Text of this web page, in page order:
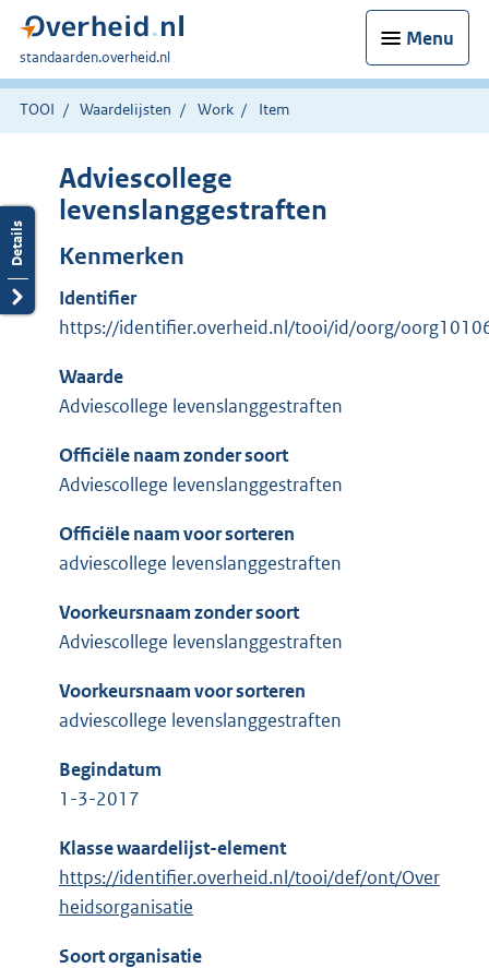
Menu
U
bent
hier:
standaarden.overheid.nl
TOOI Waardelijsten Work Item
Adviescollege
levenslanggestraften
Kenmerken
Identifier
https://identifier.overheid.nl/tooi/id/oorg/
Waarde
Adviescollege levenslanggestraften
Officiële naam zonder soort
Adviescollege levenslanggestraften
Officiële naam voor sorteren
adviescollege levenslanggestraften
Voorkeursnaam zonder soort
Adviescollege levenslanggestraften
Voorkeursnaam voor sorteren
adviescollege levenslanggestraften
Begindatum
1-3-2017
Klasse waardelijst-element
https://identifier.overheid.nl/tooi/def/ont/Over
heidsorganisatie
Soort organisatie